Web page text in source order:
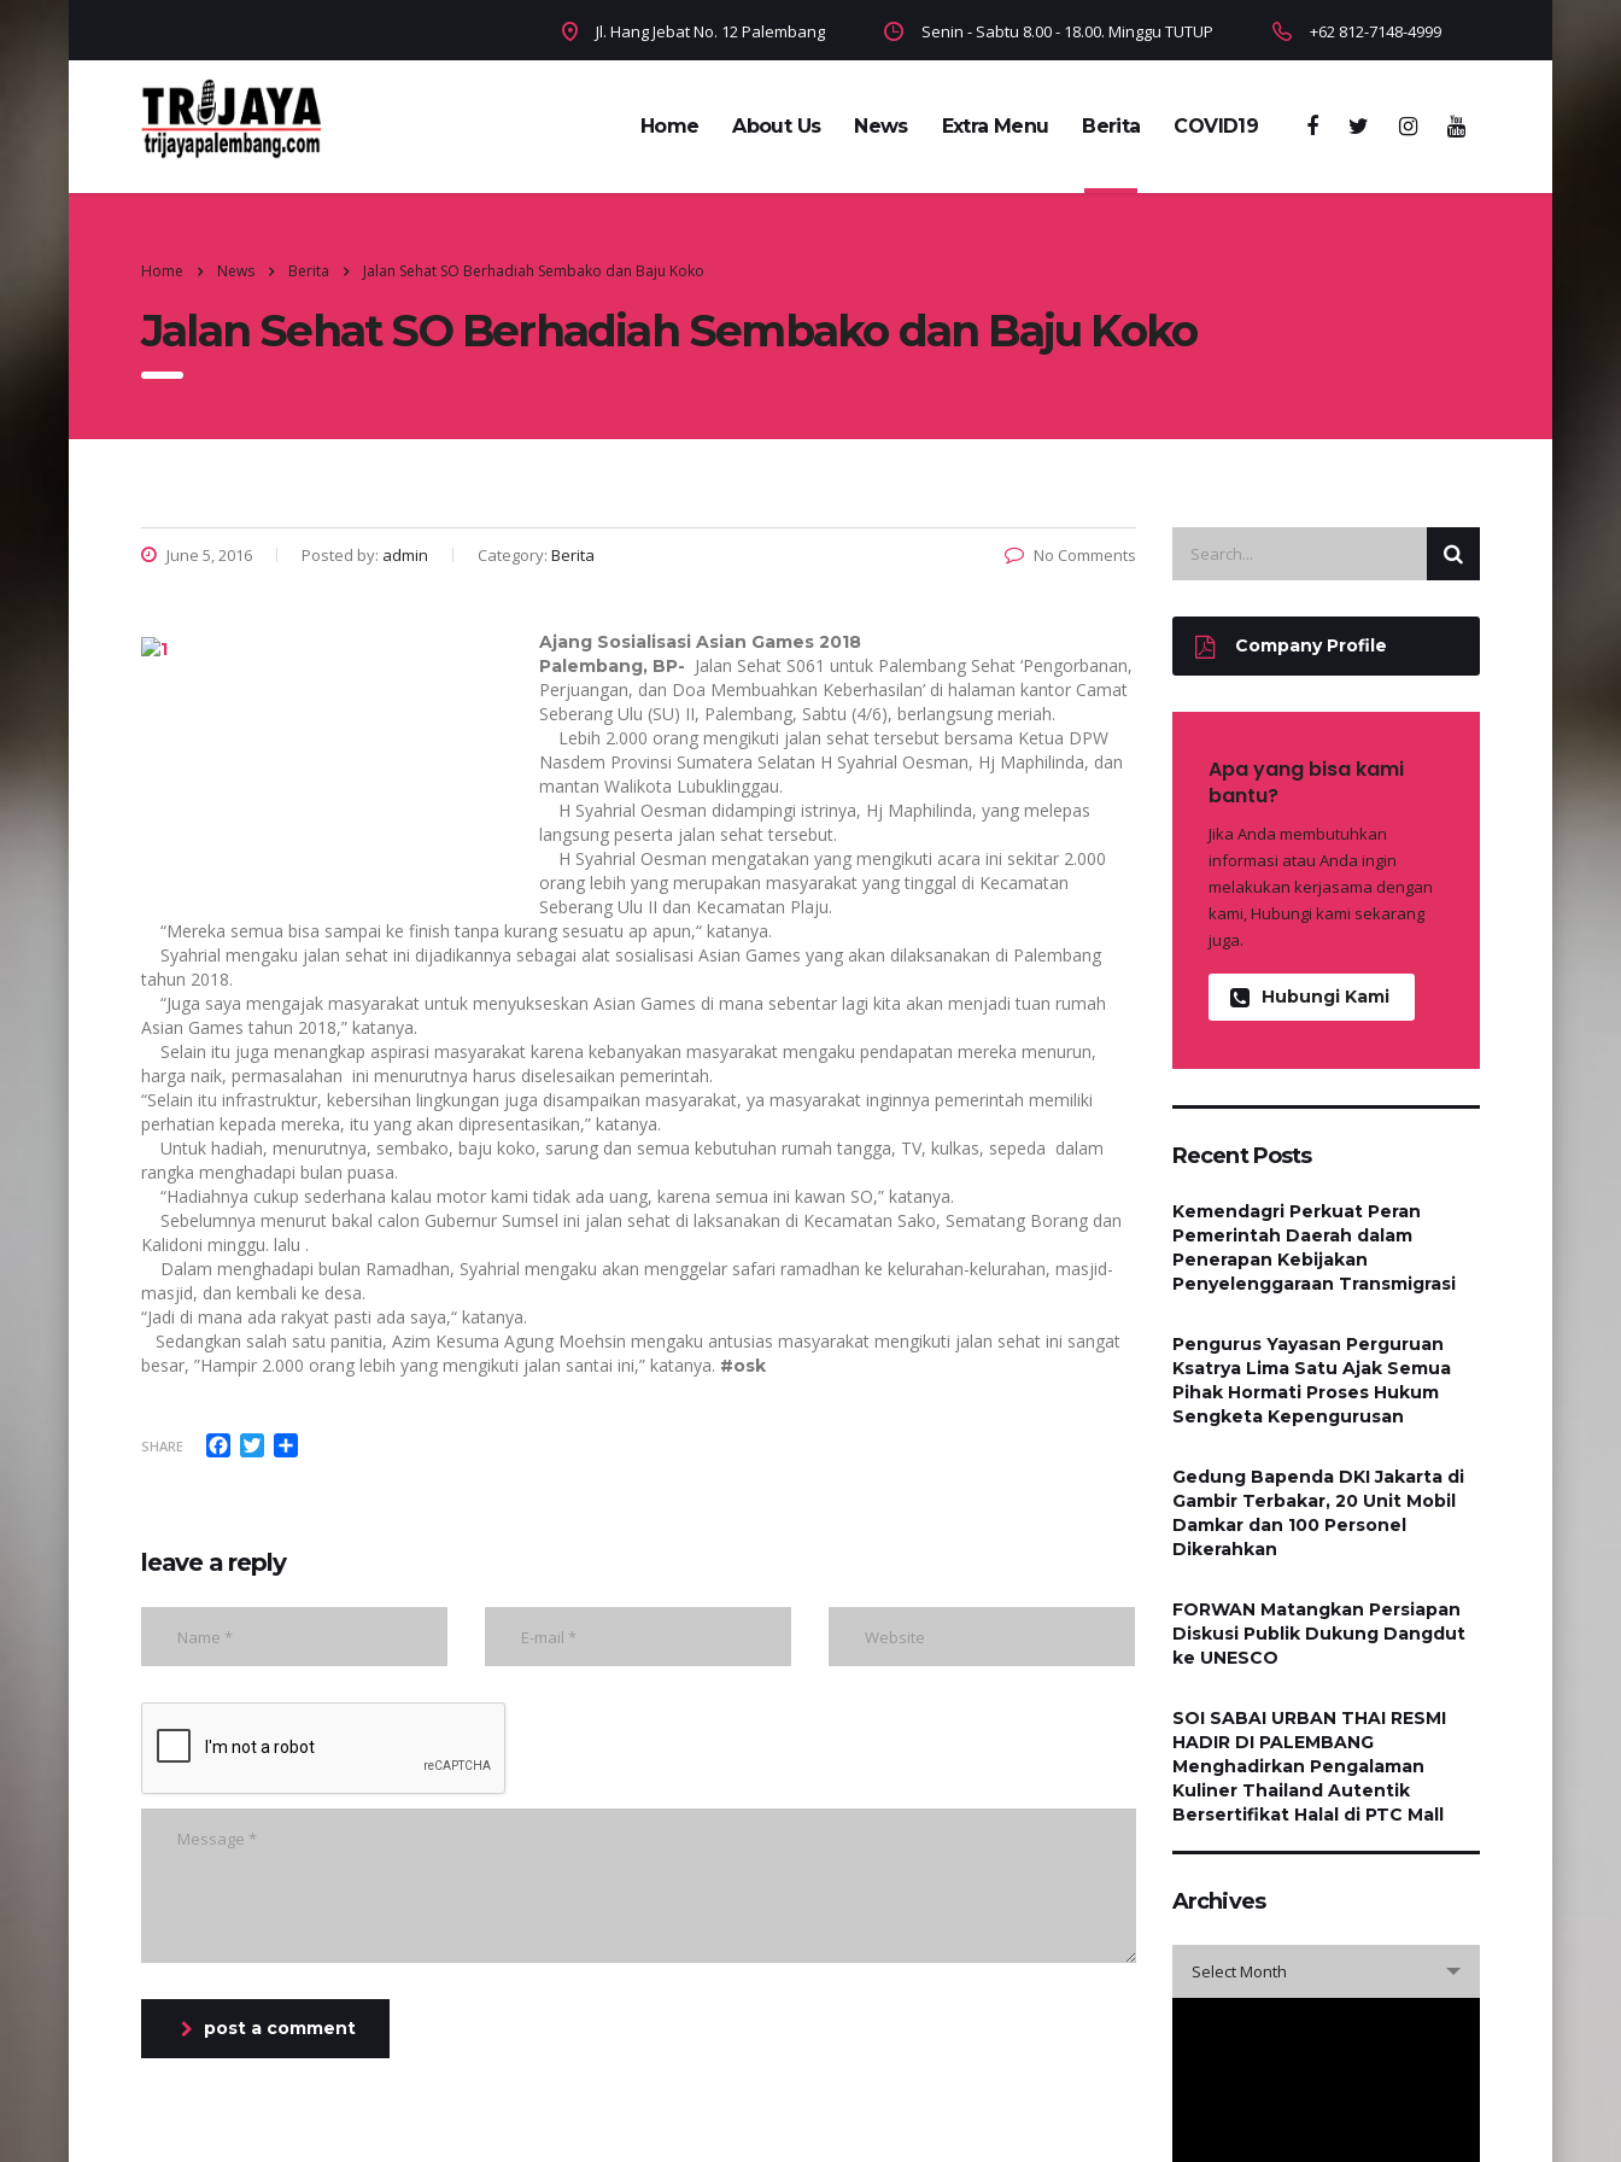
Jl. Hang Jebat No. 12 Palembang Senin - Sabtu 8.00 - 18.00. Minggu TUTUP +62 812-7148-4999
Home About Us News Extra Menu Berita COVID19
Home News Berita Jalan Sehat SO Berhadiah Sembako dan Baju Koko
Jalan Sehat SO Berhadiah Sembako dan Baju Koko
June 5, 2016 Posted by: admin Category: Berita No Comments
Ajang Sosialisasi Asian Games 2018
Palembang, BP- Jalan Sehat S061 untuk Palembang Sehat ‘Pengorbanan,
Perjuangan, dan Doa Membuahkan Keberhasilan’ di halaman kantor Camat
Seberang Ulu (SU) II, Palembang, Sabtu (4/6), berlangsung meriah.
Lebih 2.000 orang mengikuti jalan sehat tersebut bersama Ketua DPW
Nasdem Provinsi Sumatera Selatan H Syahrial Oesman, Hj Maphilinda, dan
mantan Walikota Lubuklinggau.
H Syahrial Oesman didampingi istrinya, Hj Maphilinda, yang melepas
langsung peserta jalan sehat tersebut.
H Syahrial Oesman mengatakan yang mengikuti acara ini sekitar 2.000
orang lebih yang merupakan masyarakat yang tinggal di Kecamatan
Seberang Ulu II dan Kecamatan Plaju.
“Mereka semua bisa sampai ke finish tanpa kurang sesuatu ap apun,“ katanya.
Syahrial mengaku jalan sehat ini dijadikannya sebagai alat sosialisasi Asian Games yang akan dilaksanakan di Palembang
tahun 2018.
“Juga saya mengajak masyarakat untuk menyukseskan Asian Games di mana sebentar lagi kita akan menjadi tuan rumah
Asian Games tahun 2018,” katanya.
Selain itu juga menangkap aspirasi masyarakat karena kebanyakan masyarakat mengaku pendapatan mereka menurun,
harga naik, permasalahan ini menurutnya harus diselesaikan pemerintah.
“Selain itu infrastruktur, kebersihan lingkungan juga disampaikan masyarakat, ya masyarakat inginnya pemerintah memiliki
perhatian kepada mereka, itu yang akan dipresentasikan,” katanya.
Untuk hadiah, menurutnya, sembako, baju koko, sarung dan semua kebutuhan rumah tangga, TV, kulkas, sepeda dalam
rangka menghadapi bulan puasa.
“Hadiahnya cukup sederhana kalau motor kami tidak ada uang, karena semua ini kawan SO,” katanya.
Sebelumnya menurut bakal calon Gubernur Sumsel ini jalan sehat di laksanakan di Kecamatan Sako, Sematang Borang dan
Kalidoni minggu. lalu .
Dalam menghadapi bulan Ramadhan, Syahrial mengaku akan menggelar safari ramadhan ke kelurahan-kelurahan, masjid-
masjid, dan kembali ke desa.
“Jadi di mana ada rakyat pasti ada saya,“ katanya.
Sedangkan salah satu panitia, Azim Kesuma Agung Moehsin mengaku antusias masyarakat mengikuti jalan sehat ini sangat
besar, ”Hampir 2.000 orang lebih yang mengikuti jalan santai ini,” katanya. #osk
SHARE Facebook
Twitter
leave a reply
post a comment
Company Profile
Apa yang bisa kami
bantu?
Jika Anda membutuhkan
informasi atau Anda ingin
melakukan kerjasama dengan
kami, Hubungi kami sekarang
juga.
Hubungi Kami
Recent Posts
Kemendagri Perkuat Peran
Pemerintah Daerah dalam
Penerapan Kebijakan
Penyelenggaraan Transmigrasi
Pengurus Yayasan Perguruan
Ksatrya Lima Satu Ajak Semua
Pihak Hormati Proses Hukum
Sengketa Kepengurusan
Gedung Bapenda DKI Jakarta di
Gambir Terbakar, 20 Unit Mobil
Damkar dan 100 Personel
Dikerahkan
FORWAN Matangkan Persiapan
Diskusi Publik Dukung Dangdut
ke UNESCO
SOI SABAI URBAN THAI RESMI
HADIR DI PALEMBANG
Menghadirkan Pengalaman
Kuliner Thailand Autentik
Bersertifikat Halal di PTC Mall
Archives
Select Month